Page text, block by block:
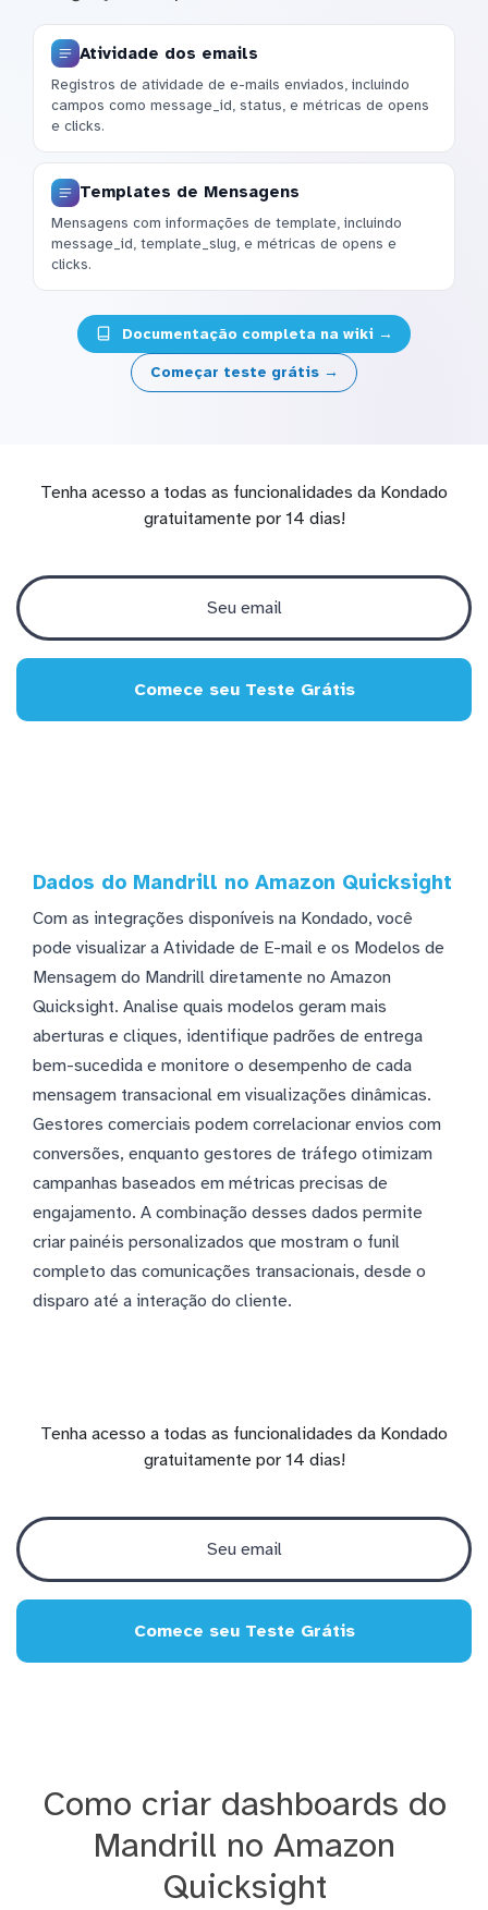
Atividade dos emails
Registros de atividade de e-mails enviados, incluindo
campos como message_id, status, e métricas de opens
e clicks.
Templates de Mensagens
Mensagens com informações de template, incluindo
message_id, template_slug, e métricas de opens e
clicks.
Documentação completa na wiki →
Começar teste grátis →
Tenha acesso a todas as funcionalidades da Kondado
gratuitamente por 14 dias!
Comece seu Teste Grátis
Dados do Mandrill no Amazon Quicksight
Com as integrações disponíveis na Kondado, você
pode visualizar a Atividade de E-mail e os Modelos de
Mensagem do Mandrill diretamente no Amazon
Quicksight. Analise quais modelos geram mais
aberturas e cliques, identifique padrões de entrega
bem-sucedida e monitore o desempenho de cada
mensagem transacional em visualizações dinâmicas.
Gestores comerciais podem correlacionar envios com
conversões, enquanto gestores de tráfego otimizam
campanhas baseados em métricas precisas de
engajamento. A combinação desses dados permite
criar painéis personalizados que mostram o funil
completo das comunicações transacionais, desde o
disparo até a interação do cliente.
Tenha acesso a todas as funcionalidades da Kondado
gratuitamente por 14 dias!
Comece seu Teste Grátis
Como criar dashboards do
Mandrill no Amazon
Quicksight